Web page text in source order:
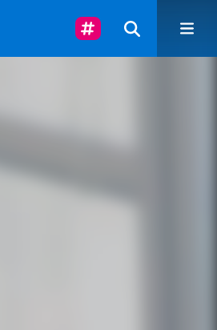
Suivez-Nous